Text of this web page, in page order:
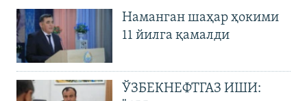
Наманган шаҳар ҳокими
11 йилга қамалди
ЎЗБЕКНЕФТГАЗ ИШИ: